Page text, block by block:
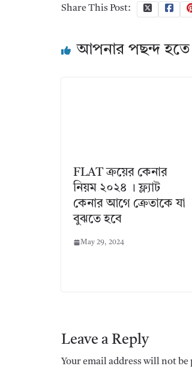
Share This Post:
আপনার পছন্দ হতে
FLAT ক্রয়ের কেনার
নিয়ম ২০২৪ । ফ্ল্যাট
কেনার আগে ক্রেতাকে যা
বুঝতে হবে
May 29, 2024
Leave a Reply
Your email address will not be